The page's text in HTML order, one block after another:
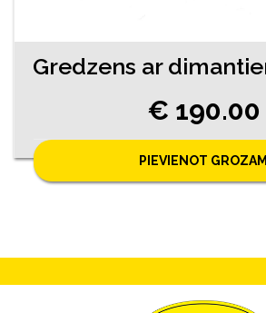
€ 190.00
PIEVIENOT GROZAM